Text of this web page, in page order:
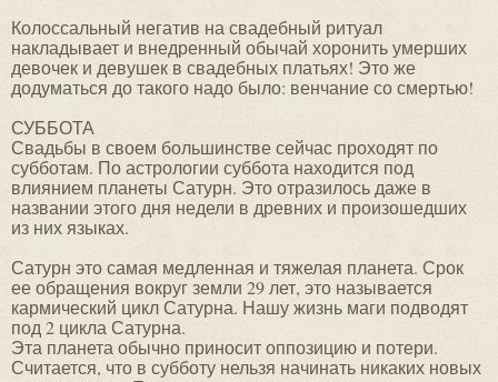
Колоссальный негатив на свадебный ритуал
накладывает и внедренный обычай хоронить умерших
девочек и девушек в свадебных платьях! Это же
додуматься до такого надо было: венчание со смертью!
СУББОТА
Свадьбы в своем большинстве сейчас проходят по
субботам. По астрологии суббота находится под
влиянием планеты Сатурн. Это отразилось даже в
названии этого дня недели в древних и произошедших
из них языках.
Сатурн это самая медленная и тяжелая планета. Срок
ее обращения вокруг земли 29 лет, это называется
кармический цикл Сатурна. Нашу жизнь маги подводят
под 2 цикла Сатурна.
Эта планета обычно приносит оппозицию и потери.
Считается, что в субботу нельзя начинать никаких новых